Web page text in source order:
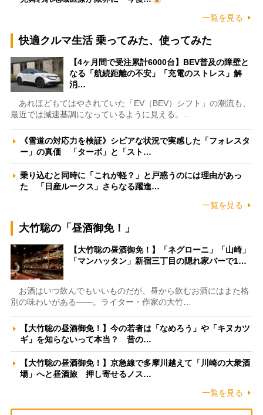
一覧を見る
快適クルマ生活 乗ってみた、使ってみた
【4ヶ月間で受注累計6000台】BEV普及の障壁と
なる「航続距離の不安」「充電のストレス」解
消…
あれほどもてはやされていた「EV（BEV）シフト」の潮流も、
最近では減速基調になっているように見える。…
《雪道の対応力を検証》シビアな状況で実感した「フォレスタ
ー」の真価 「ターボ」と「スト…
乗り込むと同時に「これが軽？」と戸惑うのには理由があっ
た 「日産ルークス」さらなる躍進…
一覧を見る
大竹聡の「昼酒御免！」
【大竹聡の昼酒御免！】「ネグローニ」「山崎」
「マンハッタン」新宿三丁目の隠れ家バーで1…
お酒はいつ飲んでもいいものだが、昼から飲むお酒にはまた格
別の味わいがある――。ライター・作家の大竹…
【大竹聡の昼酒御免！】今の若者は「なめろう」や「キヌカツ
ギ」を知らないって本当？ 昔の…
【大竹聡の昼酒御免！】京急線で多摩川越えて「川崎の大衆酒
場」へと昼酒旅 押し寄せるノス…
一覧を見る